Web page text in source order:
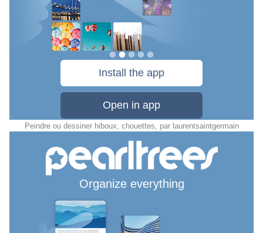
Peindre ou dessiner hiboux, chouettes, par laurentsaintgermain